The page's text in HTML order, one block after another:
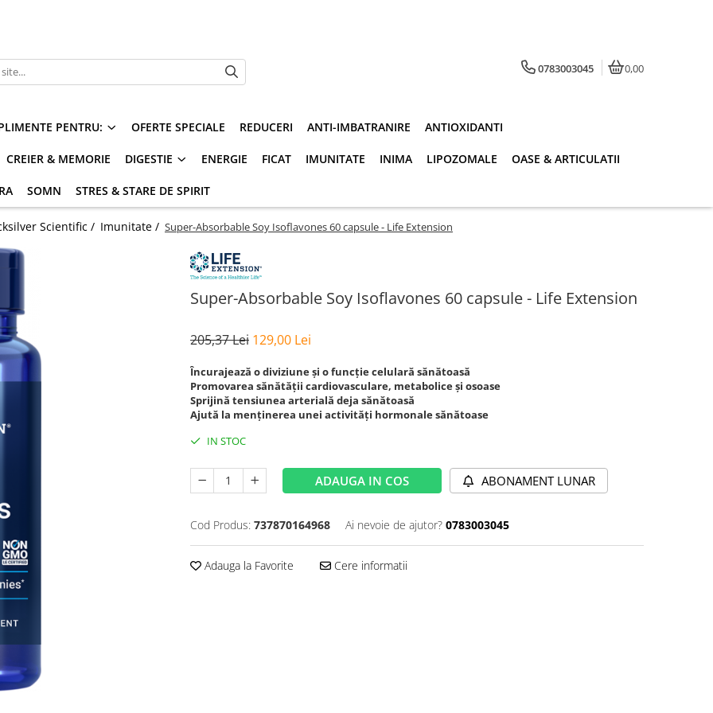
0783003045 0,00
PENTRU: OFERTE SPECIALE REDUCERI ANTI-IMBATRANIRE ANTIOXIDANTI
CREIER & MEMORIE DIGESTIE ENERGIE FICAT IMUNITATE INIMA LIPOZOMALE OASE & ARTICULATII
SOMN STRES & STARE DE SPIRIT
Scientific / Imunitate / Super-Absorbable Soy Isoflavones 60 capsule - Life Extension
Super-Absorbable Soy Isoflavones 60 capsule - Life Extension
205,37 Lei 129,00 Lei
Încurajează o diviziune și o funcție celulară sănătoasă
Promovarea sănătății cardiovasculare, metabolice și osoase
Sprijină tensiunea arterială deja sănătoasă
Ajută la menținerea unei activități hormonale sănătoase
IN STOC
ADAUGA IN COS ABONAMENT LUNAR
Cod Produs: 737870164968 Ai nevoie de ajutor? 0783003045
Adauga la Favorite Cere informatii